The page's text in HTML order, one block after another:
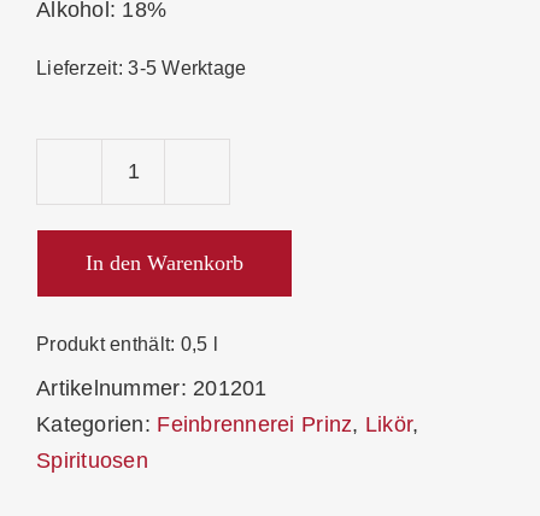
Alkohol: 18%
Lieferzeit:3-5 Werktage
Likör
18%
Menge
In den Warenkorb
Produkt enthält: 0,5 l
Artikelnummer: 201201
Kategorien: Feinbrennerei Prinz, Likör,
Spirituosen